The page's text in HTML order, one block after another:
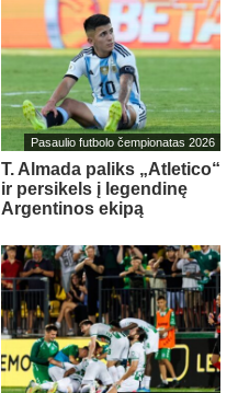
Pasaulio futbolo čempionatas 2026
T. Almada paliks „Atletico“
ir persikels į legendinę
Argentinos ekipą